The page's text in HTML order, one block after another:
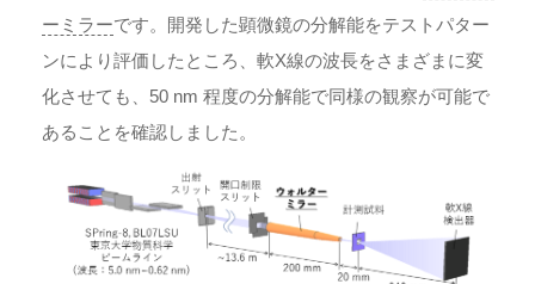
ーミラーです。開発した顕微鏡の分解能をテストパター
ンにより評価したところ、軟X線の波長をさまざまに変
化させても、50 nm 程度の分解能で同様の観察が可能で
あることを確認しました。